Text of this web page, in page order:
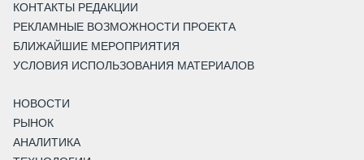
КОНТАКТЫ РЕДАКЦИИ
РЕКЛАМНЫЕ ВОЗМОЖНОСТИ ПРОЕКТА
БЛИЖАЙШИЕ МЕРОПРИЯТИЯ
УСЛОВИЯ ИСПОЛЬЗОВАНИЯ МАТЕРИАЛОВ
НОВОСТИ
РЫНОК
АНАЛИТИКА